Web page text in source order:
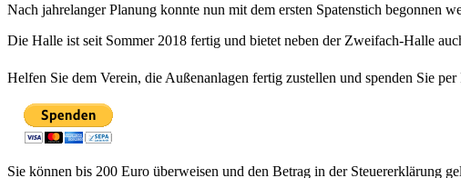
Nach jahrelanger Planung konnte nun mit dem ersten Spatenstich begonnen
Die Halle ist seit Sommer 2018 fertig und bietet neben der Zweifach-Halle
Helfen Sie dem Verein, die Außenanlagen fertig zustellen und spenden Sie per
Sie können bis 200 Euro überweisen und den Betrag in der Steuererklärung